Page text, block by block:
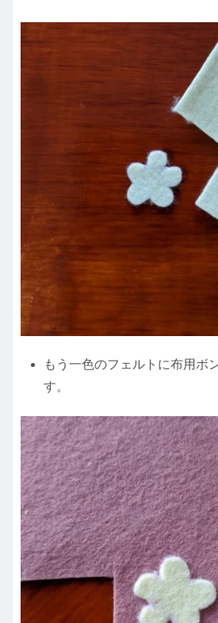
もう一色のフェルトに布用ボ
す。